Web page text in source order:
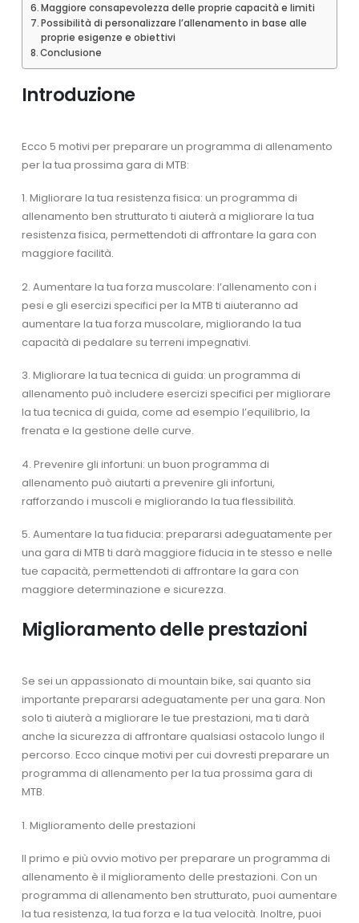
Maggiore consapevolezza delle proprie capacità e limiti
Possibilità di personalizzare l’allenamento in base alle
proprie esigenze e obiettivi
Conclusione
Introduzione
Ecco 5 motivi per preparare un programma di allenamento
per la tua prossima gara di MTB:
1. Migliorare la tua resistenza fisica: un programma di
allenamento ben strutturato ti aiuterà a migliorare la tua
resistenza fisica, permettendoti di affrontare la gara con
maggiore facilità.
2. Aumentare la tua forza muscolare: l’allenamento con i
pesi e gli esercizi specifici per la MTB ti aiuteranno ad
aumentare la tua forza muscolare, migliorando la tua
capacità di pedalare su terreni impegnativi.
3. Migliorare la tua tecnica di guida: un programma di
allenamento può includere esercizi specifici per migliorare
la tua tecnica di guida, come ad esempio l’equilibrio, la
frenata e la gestione delle curve.
4. Prevenire gli infortuni: un buon programma di
allenamento può aiutarti a prevenire gli infortuni,
rafforzando i muscoli e migliorando la tua flessibilità.
5. Aumentare la tua fiducia: prepararsi adeguatamente per
una gara di MTB ti darà maggiore fiducia in te stesso e nelle
tue capacità, permettendoti di affrontare la gara con
maggiore determinazione e sicurezza.
Miglioramento delle prestazioni
Se sei un appassionato di mountain bike, sai quanto sia
importante prepararsi adeguatamente per una gara. Non
solo ti aiuterà a migliorare le tue prestazioni, ma ti darà
anche la sicurezza di affrontare qualsiasi ostacolo lungo il
percorso. Ecco cinque motivi per cui dovresti preparare un
programma di allenamento per la tua prossima gara di
MTB.
1. Miglioramento delle prestazioni
Il primo e più ovvio motivo per preparare un programma di
allenamento è il miglioramento delle prestazioni. Con un
programma di allenamento ben strutturato, puoi aumentare
la tua resistenza, la tua forza e la tua velocità. Inoltre, puoi